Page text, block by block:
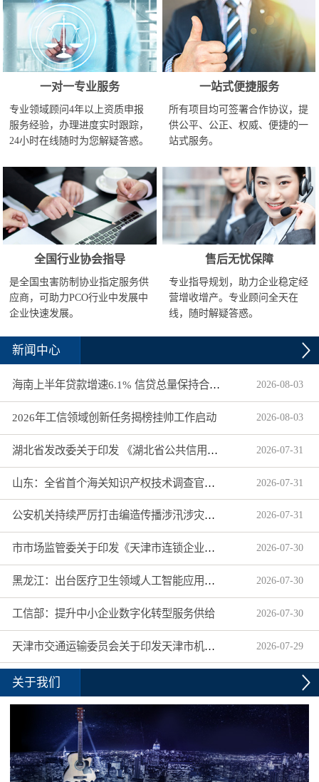
一对一专业服务
专业领域顾问4年以上资质申报
服务经验，办理进度实时跟踪，
24小时在线随时为您解疑答惑。
一站式便捷服务
所有项目均可签署合作协议，提
供公平、公正、权威、便捷的一
站式服务。
全国行业协会指导
是全国虫害防制协业指定服务供
应商，可助力PCO行业中发展中
企业快速发展。
售后无忧保障
专业指导规划，助力企业稳定经
营增收增产。专业顾问全天在
线，随时解疑答惑。
新闻中心
海南上半年贷款增速6.1% 信贷总量保持合理平稳增长 2026-08-03
2026年工信领域创新任务揭榜挂帅工作启动 2026-08-03
湖北省发改委关于印发 《湖北省公共信用信息目录（2026年版）》的通知 2026-07-31
山东：全省首个海关知识产权技术调查官制度落地济南自贸片区 2026-07-31
公安机关持续严厉打击编造传播涉汛涉灾网络谣言 2026-07-31
市市场监管委关于印发《天津市连锁企业食品经营许可“先证后核”信用承诺审批实施办法》的通知 2026-07-30
黑龙江：出台医疗卫生领域人工智能应用工作实施方案 2026-07-30
工信部：提升中小企业数字化转型服务供给 2026-07-30
天津市交通运输委员会关于印发天津市机动车驾驶员培训机构及教练员综合信用评价管理办法的通知 2026-07-29
关于我们